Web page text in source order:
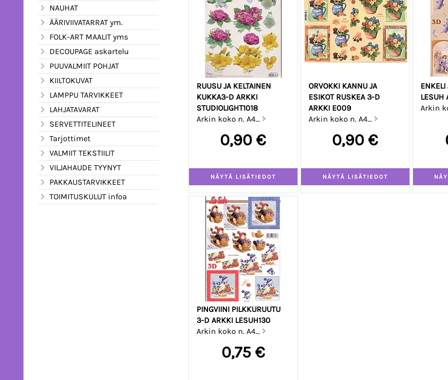
NAUHAT
ÄÄRIVIIVATARRAT ym.
FOLK-ART MAALIT yms
DECOUPAGE askartelu
PUUVALMIIT POHJAT
KIILTOKUVAT
LAMPPU TARVIKKEET
LAHJATAVARAT
SERVETTITELINEET
Tarjottimet
VALMIIT TEKSTIILIT
VILJAHAUDE TYYNYT
PAKKAUSTARVIKKEET
TOIMITUSKULUT infoa
RUUSU JA KELTAINEN
KUKKA3-D ARKKI
STUDIOLIGHT1018
Arkin koko n. A4...
0,90 €
ORVOKKI KANNU JA
ESIKOT RUSKEA 3-D
ARKKI E009
Arkin koko n. A4...
0,90 €
LESUH
Arkin
PINGVIINI PILKKURUUTU
3-D ARKKI LESUH130
Arkin koko n. A4...
0,75 €